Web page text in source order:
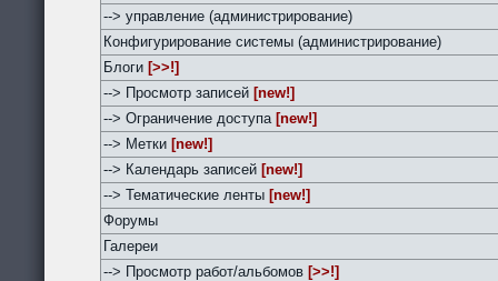
--> управление (администрирование)
Конфигурирование системы (администрирование)
Блоги [>>!]
--> Просмотр записей [new!]
--> Ограничение доступа [new!]
--> Метки [new!]
--> Календарь записей [new!]
--> Тематические ленты [new!]
Форумы
Галереи
--> Просмотр работ/альбомов [>>!]